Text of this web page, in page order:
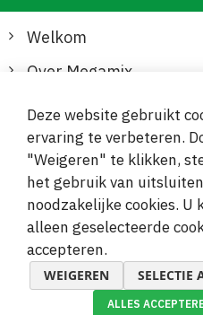
Welkom
Over Megamix
Informatie
Klantenservice
Veilige en gemakkelijke
Deze website gebruikt
ervaring te verbeteren.
"Weigeren" te klikken,
het gebruik van
noodzakelijke cookies. U
alleen geselecteerde
accepteren.
WEIGEREN SELECTIE
ALLES